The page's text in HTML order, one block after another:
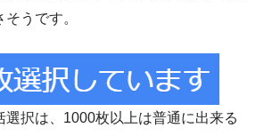
うです。
選択は、1000枚以上は普通に出来る